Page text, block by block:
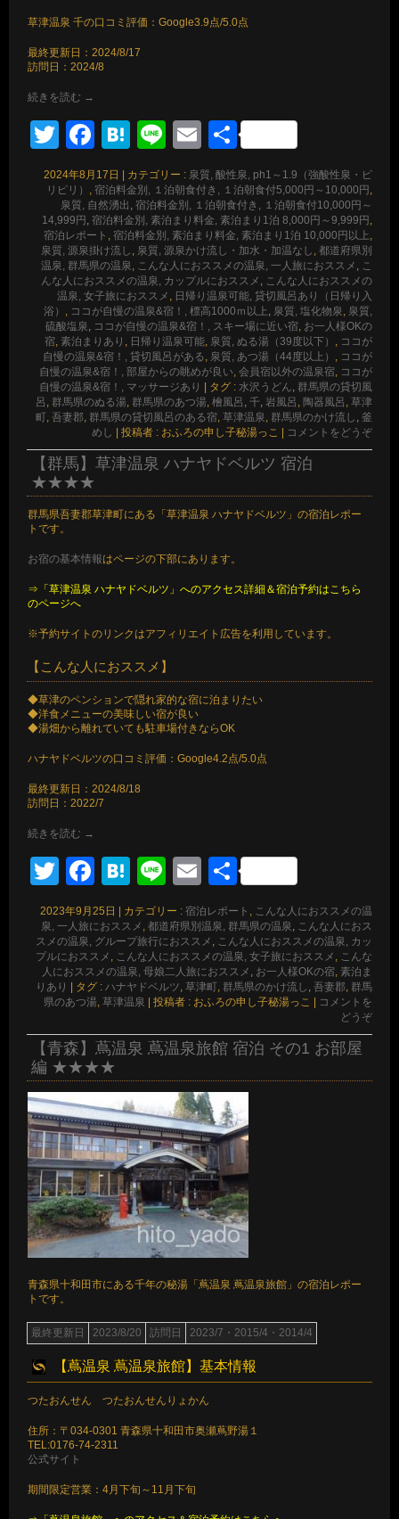
草津温泉 千の口コミ評価：Google3.9点/5.0点
最終更新日：2024/8/17
訪問日：2024/8
続きを読む →
TwitterFacebook
Hatena
LineEmail
共
有
2024年8月17日 カテゴリー : 泉質, 酸性泉, ph1～1.9（強酸性泉・ピ
リピリ） , 宿泊料金別, １泊朝食付き, １泊朝食付5,000円～10,000円 ,
泉質, 自然湧出 , 宿泊料金別, １泊朝食付き, １泊朝食付10,000円～
14,999円 , 宿泊料金別, 素泊まり料金, 素泊まり1泊 8,000円～9,999円 ,
宿泊レポート , 宿泊料金別, 素泊まり料金, 素泊まり1泊 10,000円以上,
泉質, 源泉掛け流し , 泉質, 源泉かけ流し・加水・加温なし , 都道府県別
温泉, 群馬県の温泉, こんな人におススメの温泉, 一人旅におススメ , こ
んな人におススメの温泉, カップルにおススメ , こんな人におススメの
温泉, 女子旅におススメ , 日帰り温泉可能, 貸切風呂あり（日帰り入
浴） , ココが自慢の温泉&宿！, 標高1000ｍ以上, 泉質, 塩化物泉, 泉質,
硫酸塩泉, ココが自慢の温泉&宿！, スキー場に近い宿, お一人様OKの
宿, 素泊まりあり , 日帰り温泉可能, 泉質, ぬる湯（39度以下） , ココが
自慢の温泉&宿！, 貸切風呂がある, 泉質, あつ湯（44度以上） , ココが
自慢の温泉&宿！, 部屋からの眺めが良い, 会員宿以外の温泉宿, ココが
自慢の温泉&宿！, マッサージあり
タグ : 水沢うどん, 群馬県の貸切風
呂 , 群馬県のぬる湯, 群馬県のあつ湯, 檜風呂 , 千, 岩風呂 , 陶器風呂 , 草津
町, 吾妻郡, 群馬県の貸切風呂のある宿, 草津温泉, 群馬県のかけ流し , 釜
めし
投稿者 : おふろの申し子秘湯っこ コメントをどうぞ
【群馬】草津温泉 ハナヤドベルツ 宿泊
★★★★
群馬県吾妻郡草津町にある「草津温泉 ハナヤドベルツ」の宿泊レポー
トです。
お宿の基本情報はページの下部にあります。
⇒「草津温泉 ハナヤドベルツ」へのアクセス詳細＆宿泊予約はこちら
のページへ
※予約サイトのリンクはアフィリエイト広告を利用しています。
【こんな人におススメ】
◆草津のペンションで隠れ家的な宿に泊まりたい
◆洋食メニューの美味しい宿が良い
◆湯畑から離れていても駐車場付きならOK
ハナヤドベルツの口コミ評価：Google4.2点/5.0点
最終更新日：2024/8/18
訪問日：2022/7
続きを読む →
TwitterFacebook
Hatena
LineEmail
共
有
2023年9月25日 カテゴリー : 宿泊レポート , こんな人におススメの温
泉, 一人旅におススメ , 都道府県別温泉, 群馬県の温泉, こんな人におス
スメの温泉, グループ旅行におススメ , こんな人におススメの温泉, カッ
プルにおススメ , こんな人におススメの温泉, 女子旅におススメ , こんな
人におススメの温泉, 母娘二人旅におススメ , お一人様OKの宿, 素泊ま
りあり
タグ : ハナヤドベルツ, 草津町, 群馬県のかけ流し , 吾妻郡, 群馬
県のあつ湯, 草津温泉 投稿者 : おふろの申し子秘湯っこ
コメントを
どうぞ
【青森】蔦温泉 蔦温泉旅館 宿泊 その1 お部屋
編 ★★★★
青森県十和田市にある千年の秘湯「蔦温泉 蔦温泉旅館」の宿泊レポー
トです。
最終更新日 2023/8/20 訪問日 2023/7・2015/4・2014/4
【蔦温泉 蔦温泉旅館】基本情報
つたおんせん つたおんせんりょかん
住所：〒034-0301 青森県十和田市奥瀬蔦野湯１
TEL:0176-74-2311
公式サイト
期間限定営業：4月下旬～11月下旬